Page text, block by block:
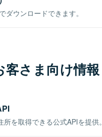
ウンロードできます。
客さま向け情報
を取得できる公式APIを提供。